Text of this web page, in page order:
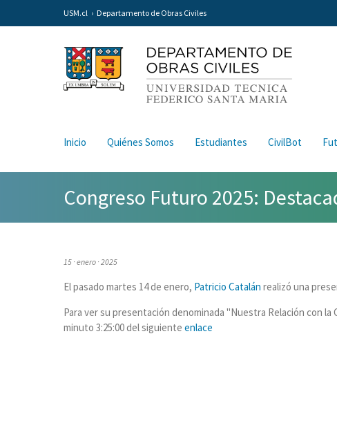
USM.cl Departamento de Obras Civiles
Inicio Quiénes Somos Estudiantes CivilBot
Congreso Futuro 2025:
15 · enero · 2025
El pasado martes 14 de enero, Patricio Catalán realizó una
Para ver su presentación denominada "Nuestra Relación con
minuto 3:25:00 del siguiente enlace